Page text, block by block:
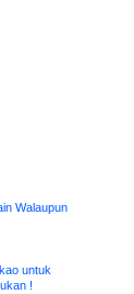
Walaupun
untuk
!